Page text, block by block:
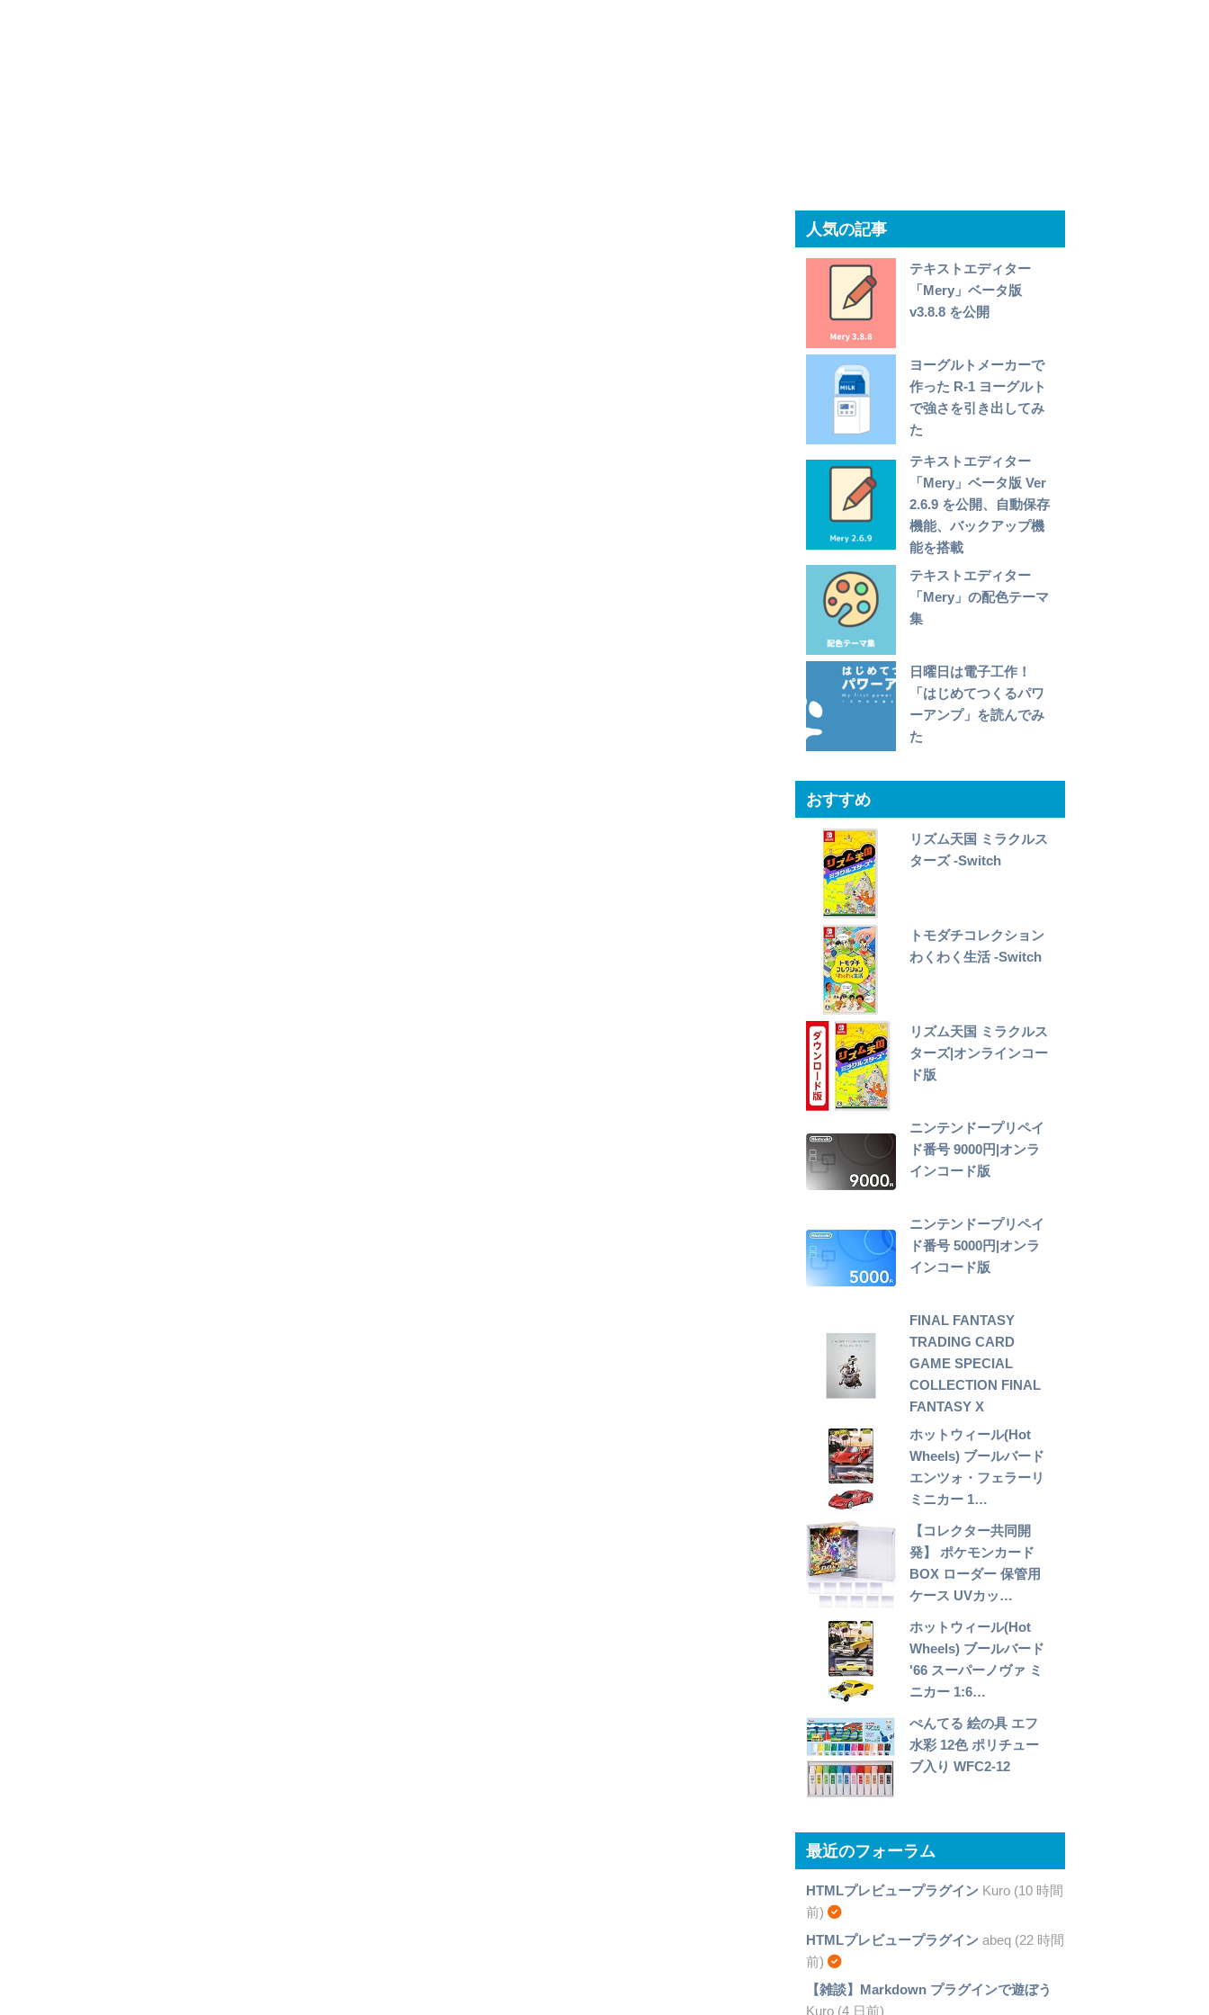
人気の記事
テキストエディター
「Mery」ベータ版
v3.8.8 を公開
ヨーグルトメーカーで
作った R-1 ヨーグルト
で強さを引き出してみ
た
テキストエディター
「Mery」ベータ版 Ver
2.6.9 を公開、自動保存
機能、バックアップ機
能を搭載
テキストエディター
「Mery」の配色テーマ
集
日曜日は電子工作！
「はじめてつくるパワ
ーアンプ」を読んでみ
た
おすすめ
リズム天国 ミラクルス
ターズ -Switch
トモダチコレクション
わくわく生活 -Switch
リズム天国 ミラクルス
ターズ|オンラインコー
ド版
ニンテンドープリペイ
ド番号 9000円|オンラ
インコード版
ニンテンドープリペイ
ド番号 5000円|オンラ
インコード版
FINAL FANTASY
TRADING CARD
GAME SPECIAL
COLLECTION FINAL
FANTASY X
ホットウィール(Hot
Wheels) ブールバード
エンツォ・フェラーリ
ミニカー 1…
【コレクター共同開
発】 ポケモンカード
BOX ローダー 保管用
ケース UVカッ…
ホットウィール(Hot
Wheels) ブールバード
'66 スーパーノヴァ ミ
ニカー 1:6…
ぺんてる 絵の具 エフ
水彩 12色 ポリチュー
ブ入り WFC2-12
最近のフォーラム
HTMLプレビュープラグインKuro (10 時間
前)
HTMLプレビュープラグインabeq (22 時間
前)
【雑談】Markdown プラグインで遊ぼう
Kuro (4 日前)